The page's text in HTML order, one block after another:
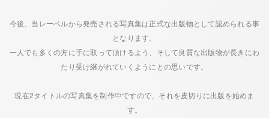
今後、当レーベルから発売される写真集は正式な出版物として認められる事
となります。
一人でも多くの方に手に取って頂けるよう、そして良質な出版物が長きにわ
たり受け継がれていくようにとの思いです。
現在2タイトルの写真集を制作中ですので、それを皮切りに出版を始めま
す。